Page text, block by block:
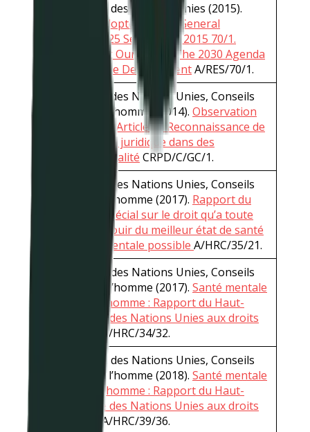
Organisation des Nations Unies (2015).
esolution adopted by the General
Assembly on 25 September 2015 70/1.
Transforming Our World: The 2030 Agenda
for Sustainable DevelopmentA/RES/70/1.
Organisation des Nations Unies, Conseils
des droits de l’homme (2014). Observation
générale no1 : Article 12 Reconnaissance de
la personnalité juridique dans des
conditions d’égalité CRPD/C/GC/1.
Organisation des Nations Unies, Conseils
des droits de l’homme (2017). Rapport du
Rapporteur spécial sur le droit qu’a toute
personne de jouir du meilleur état de santé
physique et mentale possible A/HRC/35/21.
Organisation des Nations Unies, Conseils
des droits de l’homme (2017). Santé mentale
et droits de l’homme : Rapport du Haut-
Commissaire des Nations Unies aux droits
A/HRC/34/32.
Organisation des Nations Unies, Conseils
des droits de l’homme (2018). Santé mentale
et droits de l’homme : Rapport du Haut-
Commissaire des Nations Unies aux droits
A/HRC/39/36.